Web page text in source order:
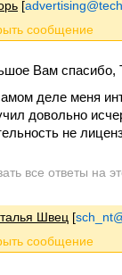
[
Вам спасибо,
деле меня
довольно
не
все ответы на
Швец [